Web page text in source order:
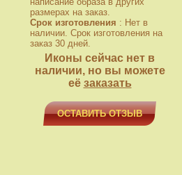
размерах на заказ.
Срок изготовления : Нет в
наличии. Срок изготовления на
заказ 30 дней.
Иконы сейчас нет в
наличии, но вы можете
её заказать
ОСТАВИТЬ ОТЗЫВ